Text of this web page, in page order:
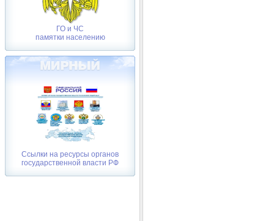
ГО и ЧС
памятки населению
Ссылки на ресурсы органов
государственной власти РФ